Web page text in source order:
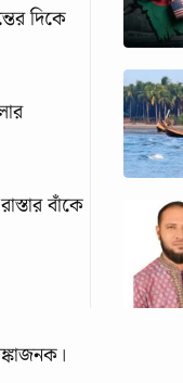
দিকে
বাঁকে